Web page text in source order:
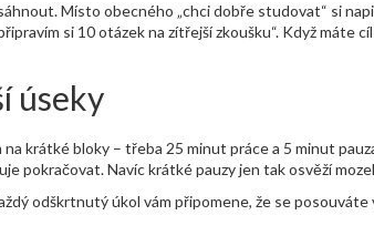
Místo obecného „chci dobře studovat“ si
si 10 otázek na zítřejší zkoušku“. Když máte
úseky
krátké bloky – třeba 25 minut práce a 5 minut
pokračovat. Navíc krátké pauzy jen tak osvěží
odškrtnutý úkol vám připomene, že se posouváte